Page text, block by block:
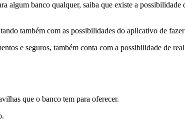
algum banco qualquer, saiba que existe a
também com as possibilidades do aplicativo de
e seguros, também conta com a possibilidade de
que o banco tem para oferecer.